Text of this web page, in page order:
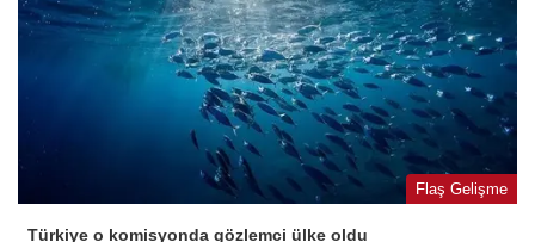
Flaş Gelişme
Türkiye o komisyonda gözlemci ülke oldu